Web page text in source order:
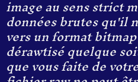
image au sens strict
données brutes qu'il
vers un format
dérawtisé quelque
que vous faite de